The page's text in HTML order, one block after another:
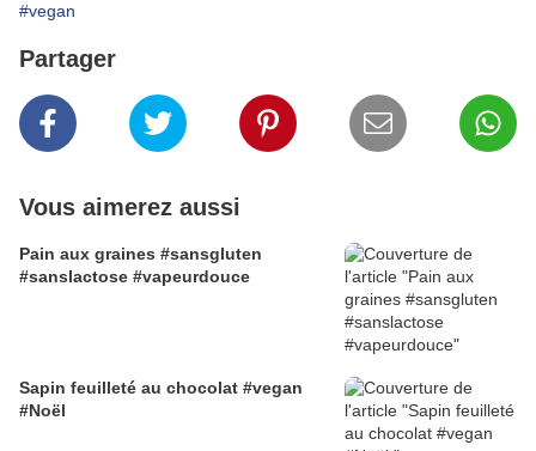
#vegan
Partager
Vous aimerez aussi
Pain aux graines #sansgluten
#sanslactose #vapeurdouce
Sapin feuilleté au chocolat #vegan
#Noël